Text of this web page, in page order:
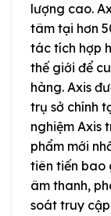
lượng cao.
tâm tại hơn
tác tích hợp
thế giới để
hàng. Axis
trụ sở chính
nghiệm Axis
phẩm mới
tiên tiến bao
âm thanh,
soát truy